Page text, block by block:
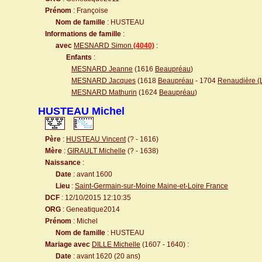
Prénom : Françoise
Nom de famille : HUSTEAU
Informations de famille :
avec MESNARD Simon (4040) :
Enfants :
MESNARD Jeanne (1616 Beaupréau)
MESNARD Jacques (1618 Beaupréau - 1704 Renaudière
MESNARD Mathurin (1624 Beaupréau)
HUSTEAU Michel
Père : HUSTEAU Vincent(? - 1616)
Mère : GIRAULT Michelle (? - 1638)
Naissance :
Date : avant 1600
Lieu : Saint-Germain-sur-Moine Maine-et-Loire France
DCF : 12/10/2015 12:10:35
ORG : Geneatique2014
Prénom : Michel
Nom de famille : HUSTEAU
Mariage avec DILLE Michelle (1607 - 1640) :
Date : avant 1620 (20 ans)